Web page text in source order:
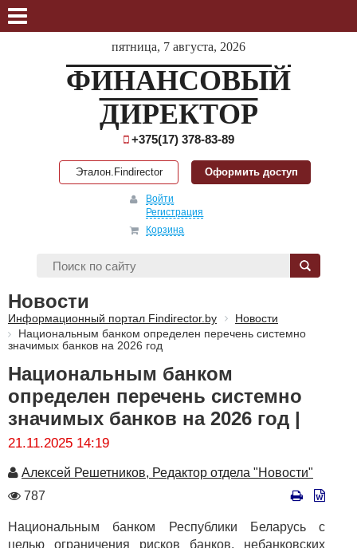
пятница, 7 августа, 2026
ФИНАНСОВЫЙ
ДИРЕКТОР
+375(17) 378-83-89
Эталон.Findirector Оформить доступ
Войти
Регистрация
Корзина
Новости
Информационный портал Findirector.by
Новости
Национальным банком определен перечень системно
значимых банков на 2026 год
Национальным банком
определен перечень системно
значимых банков на 2026 год |
21.11.2025 14:19
Автор
Алексей Решетников, Редактор отдела "Новости"
Количество
787
Национальным банком Республики Беларусь с
целью ограничения рисков банков, небанковских